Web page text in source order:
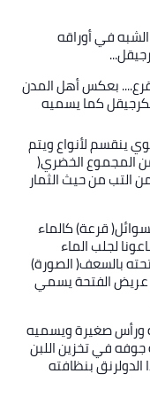
في أوراقه
...
قرع.... بعكس أهل المدن
كما يسميه
ينقسم لأنواع ويتم
من المجموع الخضري(
التب من حيث الثمار
قرعة) كالماء
لجلب الماء
بالسعف( الصورة)
عريض الفتحة يسمي
ورأس صغيرة ويسميه
في تخزين اللبن
بنظافته